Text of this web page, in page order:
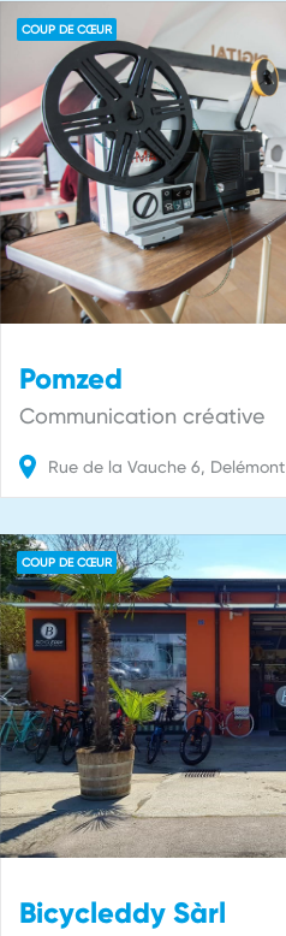
COUP DE CŒUR
Pomzed
Communication créative
Rue de la Vauche 6 Delémont
COUP DE CŒUR
Bicycleddy Sàrl